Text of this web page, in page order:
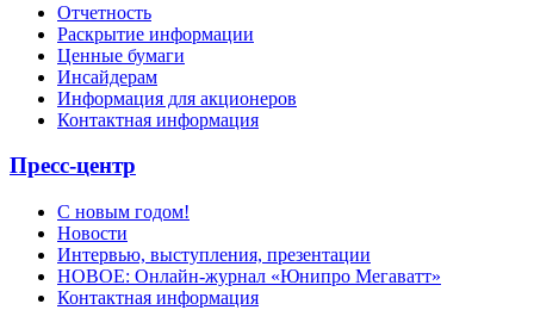
Отчетность
Раскрытие информации
Ценные бумаги
Инсайдерам
Информация для акционеров
Контактная информация
Пресс-центр
С новым годом!
Новости
Интервью, выступления, презентации
НОВОЕ: Онлайн-журнал «Юнипро Мегаватт»
Контактная информация